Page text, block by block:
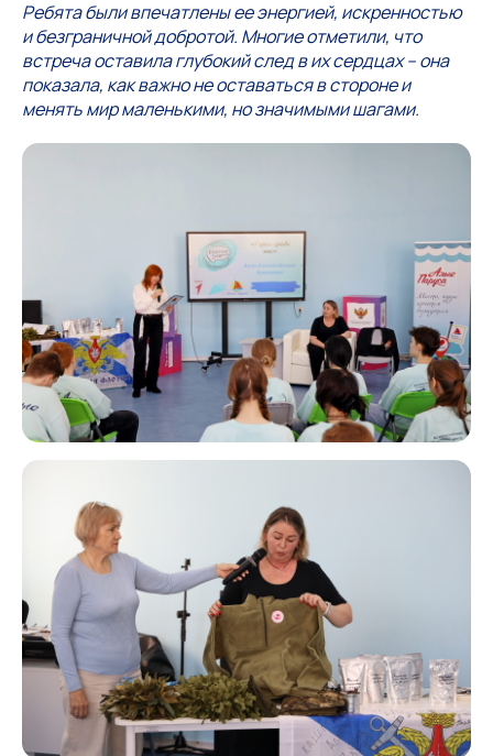
Ребята были впечатлены ее энергией, искренностью
и безграничной добротой. Многие отметили, что
встреча оставила глубокий след в их сердцах – она
показала, как важно не оставаться в стороне и
менять мир маленькими, но значимыми шагами.